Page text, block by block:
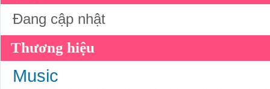
Đang cập nhật
Thương hiệu
Music